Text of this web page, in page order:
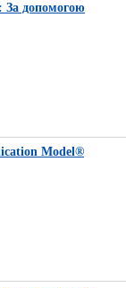
За допомогою
Model®